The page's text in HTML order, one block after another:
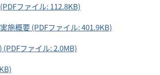
ファイル: 112.8KB)
施概要 (PDFファイル: 401.9KB)
ファイル: 2.0MB)